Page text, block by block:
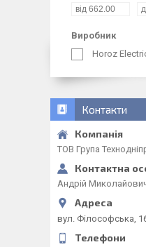
Виробник
Horoz
Контакти
ТОВ Група
Андрій
вул. Філософська,